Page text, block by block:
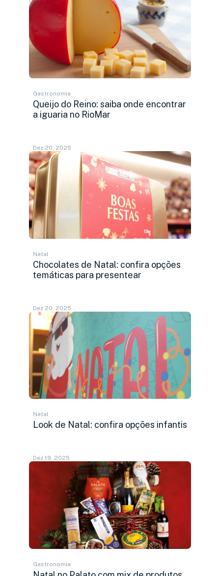
Gastronomia
Queijo do Reino: saiba onde encontrar
a iguaria no RioMar
Dez 20, 2025
Natal
Chocolates de Natal: confira opções
temáticas para presentear
Dez 20, 2025
Natal
Look de Natal: confira opções infantis
Dez 19, 2025
Gastronomia